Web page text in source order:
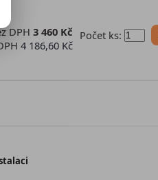
Počet ks:
DPH 3 460 Kč
4 186,60 Kč